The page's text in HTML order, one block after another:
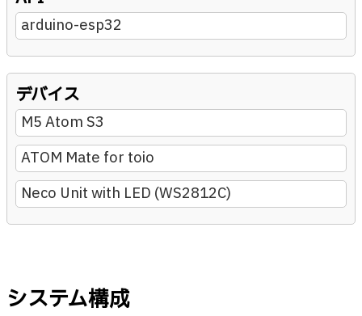
arduino-esp32
デバイス
M5 Atom S3
ATOM Mate for toio
Neco Unit with LED (WS2812C)
システム構成